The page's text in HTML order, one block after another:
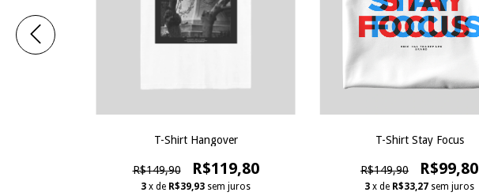
T-Shirt Hangover
R$149,90 R$119,80
3 x de R$39,93 sem juros
T-Shirt Stay Focus
R$149,90 R$99,80
3 x de R$33,27 sem juros